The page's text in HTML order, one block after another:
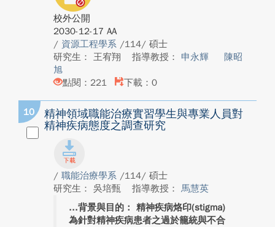
校外公開
2030-12-17 AA
/ 資源工程學系 /114/ 碩士
研究生： 王宥翔
指導教授： 申永輝
陳昭
旭
點閱：221
下載：0
10
精神領域職能治療實習學生與專業人員對
精神疾病態度之調查研究
/ 職能治療學系 /114/ 碩士
研究生： 吳培甄
指導教授： 馬慧英
背景與目的： 精神疾病烙印(stigma)
為針對精神疾病患者之過於籠統與不合